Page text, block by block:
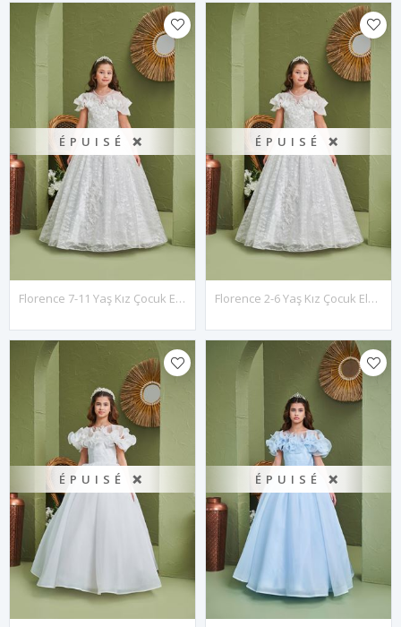
ÉPUISÉ ❌
Florence 7-11 Yaş Kız Çocuk Elbise 30181 Kırık Beyaz
ÉPUISÉ ❌
Florence 2-6 Yaş Kız Çocuk Elbise 20181 Kırık Beyaz
ÉPUISÉ ❌ ÉPUISÉ ❌